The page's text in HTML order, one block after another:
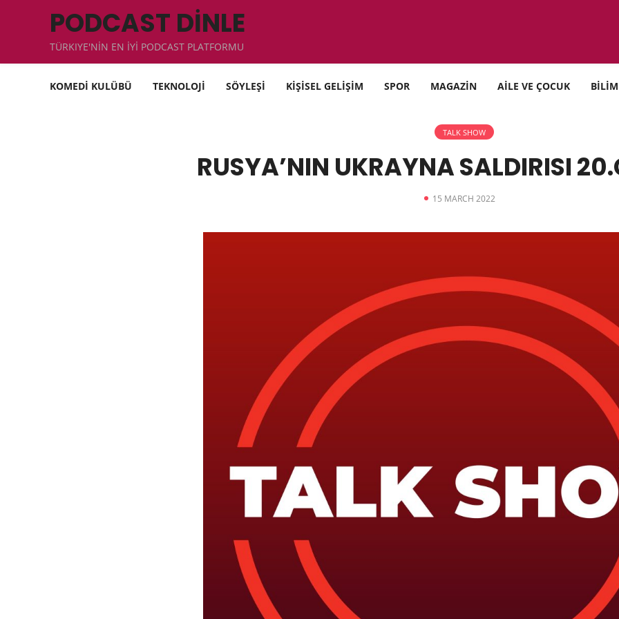
PODCAST DİNLE
TÜRKIYE'NİN EN İYİ PODCAST PLATFORMU
KOMEDİ KULÜBÜ TEKNOLOJİ SÖYLEŞİ KİŞİSEL GELİŞİM SPOR MAGAZİN AİLE VE ÇOCUK BİLİM
TALK SHOW
RUSYA’NIN UKRAYNA SALDIRISI
15 MARCH 2022